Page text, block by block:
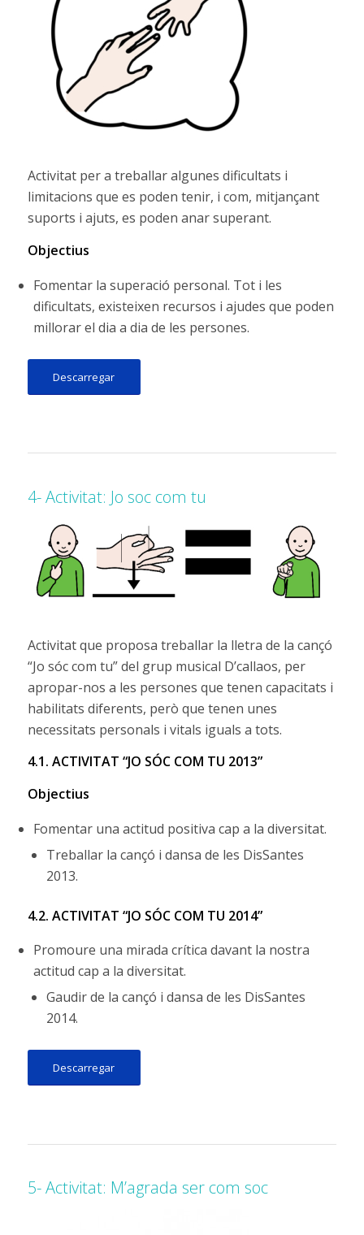
Activitat per a treballar algunes dificultats i
limitacions que es poden tenir, i com, mitjançant
suports i ajuts, es poden anar superant.
Objectius
Fomentar la superació personal. Tot i les
dificultats, existeixen recursos i ajudes que poden
millorar el dia a dia de les persones.
Descarregar
4- Activitat: Jo soc com tu
Activitat que proposa treballar la lletra de la cançó
“Jo sóc com tu” del grup musical D’callaos, per
apropar-nos a les persones que tenen capacitats i
habilitats diferents, però que tenen unes
necessitats personals i vitals iguals a tots.
4.1. ACTIVITAT “JO SÓC COM TU 2013”
Objectius
Fomentar una actitud positiva cap a la diversitat.
Treballar la cançó i dansa de les DisSantes
2013.
4.2. ACTIVITAT “JO SÓC COM TU 2014”
Promoure una mirada crítica davant la nostra
actitud cap a la diversitat.
Gaudir de la cançó i dansa de les DisSantes
2014.
Descarregar
5- Activitat: M’agrada ser com soc